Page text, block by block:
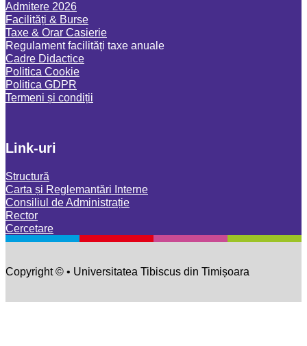
Admitere 2026
Facilități & Burse
Taxe & Orar Casierie
Regulament facilități taxe anuale
Cadre Didactice
Politica Cookie
Politica GDPR
Termeni și condiții
Link-uri
Structură
Carta și Reglemantări Interne
Consiliul de Administrație
Rector
Cercetare
Copyright © • Universitatea Tibiscus din Timișoara